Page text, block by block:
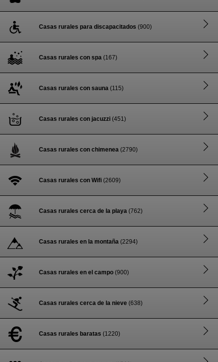
Casas rurales para discapacitados (900)
Casas rurales con spa (167)
Casas rurales con sauna (115)
Casas rurales con jacuzzi (451)
Casas rurales con chimenea (2790)
Casas rurales con Wifi (2609)
Casas rurales cerca de la playa (762)
Casas rurales en la montaña (2294)
Casas rurales en el campo (900)
Casas rurales cerca de la nieve (638)
Casas rurales baratas (1220)